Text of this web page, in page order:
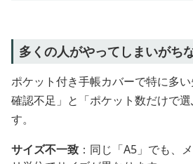
多くの人がやってしまいがち
ポケット付き手帳カバーで特に多
確認不足」と「ポケット数だけで
す。
サイズ不一致 ：同じ「A5」でも、